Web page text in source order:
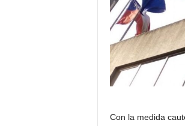
Con la medida